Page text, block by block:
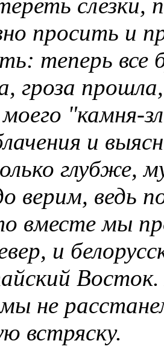
просить и
теперь все
гроза
"камня-
и
глубже,
верим, ведь
вместе мы
и
Восток.
мы не
встряску.